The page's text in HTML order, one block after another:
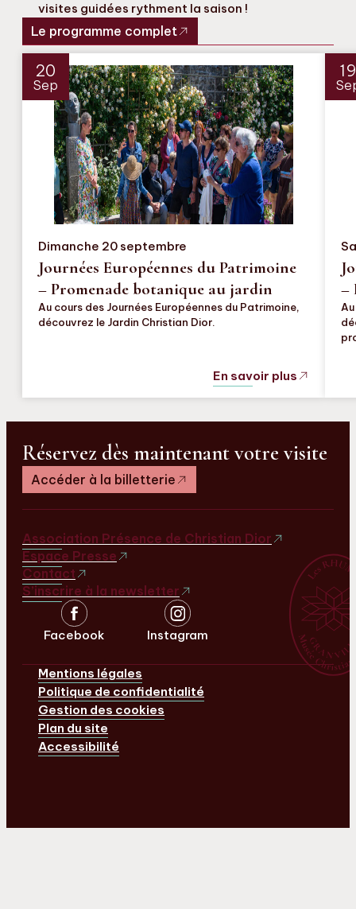
visites guidées rythment la saison !
Le programme complet
20
Sep
Dimanche 20 septembre
Journées Européennes du Patrimoine
– Promenade botanique au jardin
Au cours des Journées Européennes du Patrimoine,
découvrez le Jardin Christian Dior.
En savoir plus
19
–
Réservez dès maintenant votre visite
Accéder à la billetterie
Association Présence de Christian Dior
Espace Presse
Contact
S’inscrire à la newsletter
Facebook Instagram
Mentions légales
Politique de confidentialité
Gestion des cookies
Plan du site
Accessibilité